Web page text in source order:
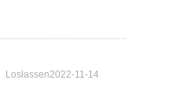
Loslassen2022-11-14